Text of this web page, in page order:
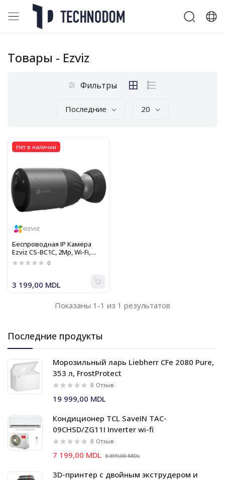
Последние продукты
Морозильный ларь Liebherr CFe 2080 Pure,
353 л, FrostProtect
0 Отзыв
19 999,00 MDL
Кондиционер TCL SaveIN TAC-
09CHSD/ZG11I Inverter wi-fi
0 Отзыв
7 199,00 MDL 8 899,00 MDL
3D-принтер с двойным экструдером и
Товары - Ezviz
Фильтры
Последние 20
Нет в наличии
Беспроводная IP Камера
Ezviz CS-BC1C, 2Mp, Wi-Fi,
Аккумулятор 7800 мАч,
Встроенная память 32 ГБ
0
3 199,00 MDL
Показаны 1-1 из 1 результатов